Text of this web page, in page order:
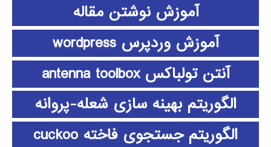
آموزش نوشتن مقاله
آموزش وردپرس wordpress
آنتن تولباکس antenna toolbox
الگوریتم بهینه سازی شعله-پروانه
الگوریتم جستجوی فاخته cuckoo